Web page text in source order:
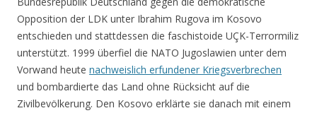
Opposition der LDK unter Ibrahim Rugova im Kosovo
entschieden und stattdessen die faschistoide UÇK-Terrormiliz
unterstützt. 1999 überfiel die NATO Jugoslawien unter dem
Vorwand heute nachweislich erfundener Kriegsverbrechen
und bombardierte das Land ohne Rücksicht auf die
Zivilbevölkerung. Den Kosovo erklärte sie danach mit einem